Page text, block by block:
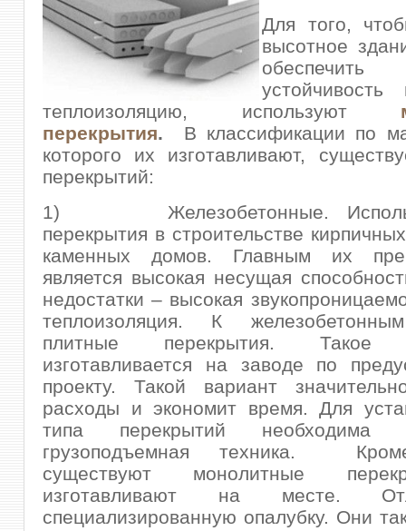
Для того,
высотное
устойчивость
теплоизоляцию, используют
перекрытия. В классификации по
которого их изготавливают,
перекрытий:
1) Железобетонные.
перекрытия в строительстве
каменных домов. Главным их
является высокая несущая
недостатки – высокая
теплоизоляция. К
плитные перекрытия. Такое
изготавливается на заводе по
проекту. Такой вариант
расходы и экономит время. Для
типа перекрытий необходима
грузоподъемная техника.
существуют монолитные
изготавливают на месте.
специализированную опалубку. Они